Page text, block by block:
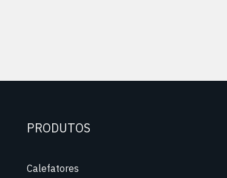
PRODUTOS
Calefatores